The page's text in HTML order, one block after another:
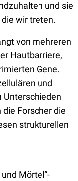
und sie
wir treten.
von mehreren
Hautbarriere,
Gene.
und
Unterschieden
die Forscher die
strukturellen
Mörtel“-